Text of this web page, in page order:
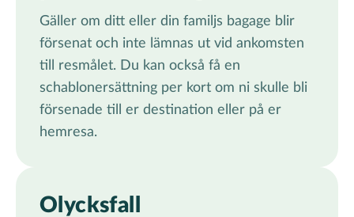
Gäller om ditt eller din familjs bagage blir
försenat och inte lämnas ut vid ankomsten
till resmålet. Du kan också få en
schablonersättning per kort om ni skulle bli
försenade till er destination eller på er
hemresa.
Olycksfall